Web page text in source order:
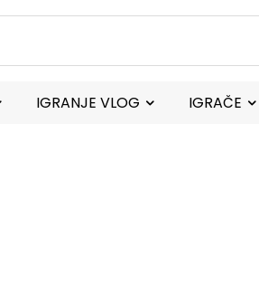
IGRANJE VLOG IGRAČE